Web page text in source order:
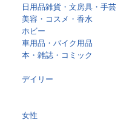
日用品雑貨・文房具・手芸
美容・コスメ・香水
ホビー
車用品・バイク用品
本・雑誌・コミック
デイリー
女性